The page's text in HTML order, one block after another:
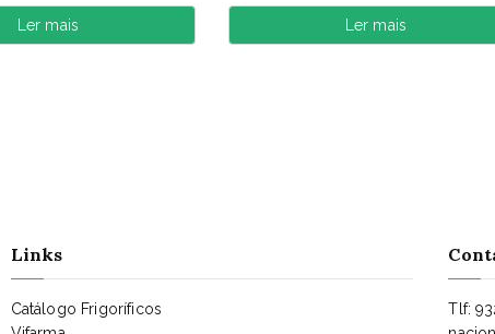
Ler mais Ler mais
Links
Catálogo Frigoríficos
Tlf: